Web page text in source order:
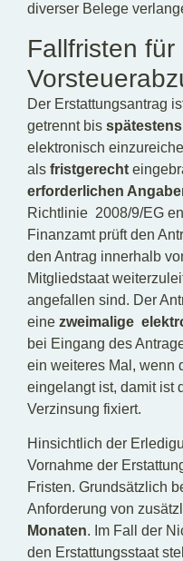
diverser Belege
Fallfristen
Der Erstattungsantrag
getrennt bis spätestens
elektronisch
als fristgerecht
erforderlichen
Richtlinie 2008/9/EG
Finanzamt prüft den
den Antrag innerhalb
Mitgliedstaat
angefallen sind. Der
eine zweimalige
bei Eingang des
ein weiteres Mal, wenn
eingelangt ist, damit ist
Verzinsung fixiert.
Hinsichtlich der
Vornahme der
Fristen. Grundsätzlich
Anforderung von
Monaten. Im Fall der
den Erstattungsstaat